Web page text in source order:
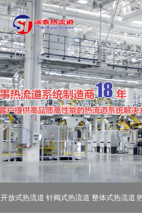
开放式热流道 针阀式热流道 整体式热流道